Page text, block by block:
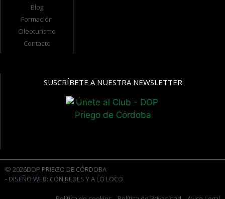
Blog
Formación
Oleoturismo
Contacto
SUSCRÍBETE A NUESTRA NEWSLETTER
© 2026DOP PRIEGO DE CÓRDOBA
- DISEÑO WEB: CON REDES Y A LO LOCO